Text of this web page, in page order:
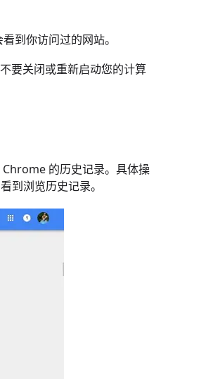
到你访问过的网站。
要关闭或重新启动您的计算
的历史记录。具体操
浏览历史记录。